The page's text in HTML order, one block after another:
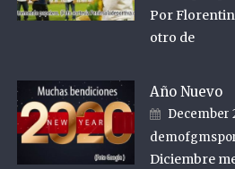
Por
otro de
Año Nuevo
Posted on
December
Diciembre